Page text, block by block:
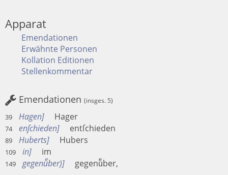
Apparat
Emendationen
Erwähnte Personen
Kollation Editionen
Stellenkommentar
Emendationen (insges. 5)
39 Hagen Hager
74 enſchieden entſchieden
89 Huberts Hubers
109 in im
149 gegenuͤber) gegenuͤber,